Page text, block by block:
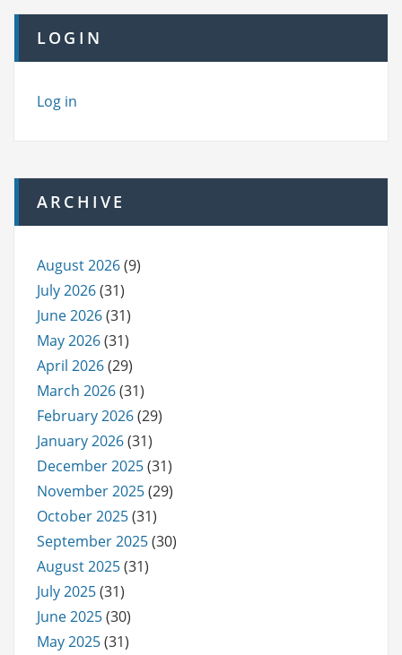
LOGIN
Log in
ARCHIVE
August 2026(9)
July 2026(31)
June 2026(31)
May 2026(31)
April 2026(29)
March 2026(31)
February 2026(29)
January 2026(31)
December 2025(31)
November 2025(29)
October 2025(31)
September 2025(30)
August 2025(31)
July 2025(31)
June 2025(30)
May 2025(31)